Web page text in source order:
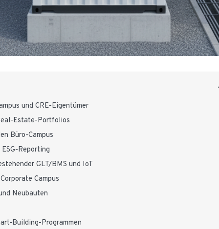
und CRE-Eigentümer
Estate-Portfolios
Büro-Campus
Reporting
GLT/BMS und IoT
Campus
Neubauten
Building-Programmen